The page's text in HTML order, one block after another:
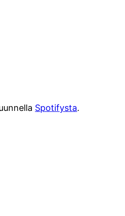
Spotifysta.